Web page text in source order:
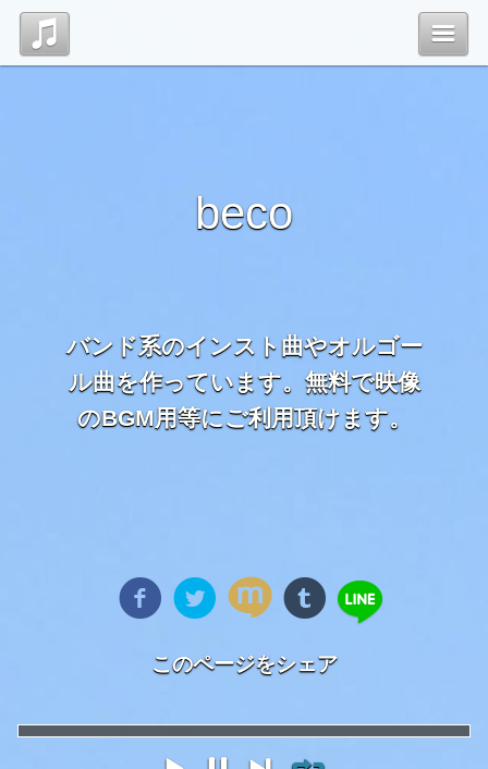
beco
バンド系のインスト曲やオルゴー
ル曲を作っています。無料で映像
のBGM用等にご利用頂けます。
このページをシェア